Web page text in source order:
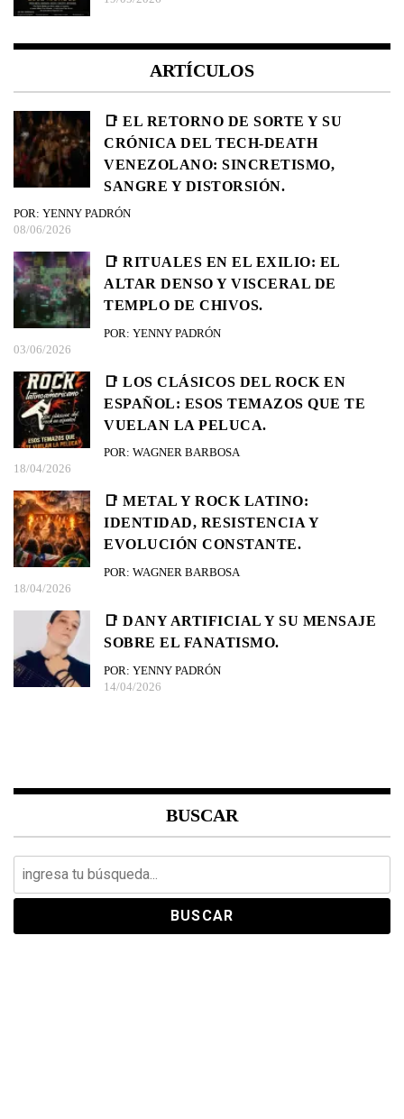
ARTÍCULOS
📑 EL RETORNO DE SORTE Y SU
CRÓNICA DEL TECH-DEATH
VENEZOLANO: SINCRETISMO,
SANGRE Y DISTORSIÓN.
POR: YENNY PADRÓN
08/06/2026
📑 RITUALES EN EL EXILIO: EL
ALTAR DENSO Y VISCERAL DE
TEMPLO DE CHIVOS.
POR: YENNY PADRÓN
03/06/2026
📑 LOS CLÁSICOS DEL ROCK EN
ESPAÑOL: ESOS TEMAZOS QUE TE
VUELAN LA PELUCA.
POR: WAGNER BARBOSA
18/04/2026
📑 METAL Y ROCK LATINO:
IDENTIDAD, RESISTENCIA Y
EVOLUCIÓN CONSTANTE.
POR: WAGNER BARBOSA
18/04/2026
📑 DANY ARTIFICIAL Y SU MENSAJE
SOBRE EL FANATISMO.
POR: YENNY PADRÓN
14/04/2026
BUSCAR
for: